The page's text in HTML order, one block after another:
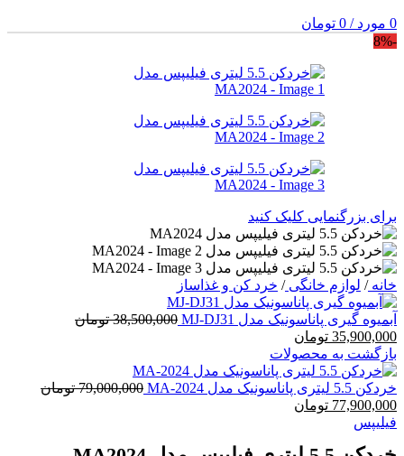
0 مورد /
0 تومان
-8%
برای بزرگنمایی کلیک کنید
خانه/ لوازم خانگی/ خرد کن و غذاساز
آبمیوه گیری پاناسونیک مدل MJ-DJ31 38,500,000 تومان
قیمت
اصلی:
38,500,000 تومان
بود.
35,900,000 تومان
فعلی:
35,900,000 تومان.
بازگشت به محصولات
خردکن 5.5 لیتری پاناسونیک مدل MA-2024 79,000,000 تومان
قیمت
اصلی:
77,900,000 تومان
فیلیپس